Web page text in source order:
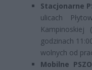
Stacjonarne
ulicach
godzinach
wolnych od
Mobilne